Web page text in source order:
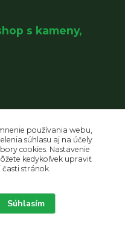
s kameny,
používania webu,
súhlasu aj na účely
cookies. Nastavenie
kedykoľvek upraviť
stránok.
Súhlasím